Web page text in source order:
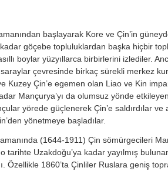
başlayarak Kore ve Çin’in
göçebe topluluklardan başka hiç­bir
boylar yüz­yıllarca birbirlerini izlediler.
saraylar çevresinde bir­kaç sürekli merkez
Ku­zey Çin’e egemen olan Liao ve Kin
Mançurya’yı da olumsuz yönde
yörede güçlenerek Çin’e saldırdılar
yö­netmeye başladılar.
(1644-1911) Çin sömürgecileri
ta­rihte Uzakdoğu’ya kadar yayılmış
Özellikle 1860’ta Çinliler Ruslara geniş